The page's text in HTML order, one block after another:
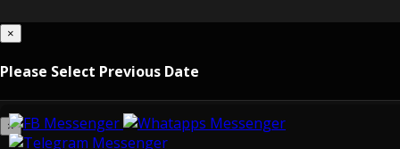
×
Please Select Previous Date
×